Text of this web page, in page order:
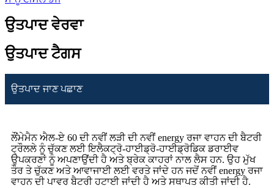
ਉਤਪਾਦ ਵੇਰਵਾ
ਉਤਪਾਦ ਟੈਗਸ
ਉਤਪਾਦ ਜਾਣ ਪਛਾਣ
ਲੌਂਮੇਮੈਨ ਐਲ-ਏ 60 ਦੀ ਨਵੀਂ ਲੜੀ ਦੀ ਨਵੀਂ energy ਰਜਾ ਵਾਹਨ ਦੀ ਬੈਟਰੀ
ਟ੍ਰੌਲਲੇ ਨੂੰ ਚੁੱਕਣ ਲਈ ਇਲੈਕਟ੍ਰੋ-ਹਾਈਡ੍ਰੋ-ਹਾਈਡ੍ਰੋਡਿਕ ਡਰਾਈਵ
ਉਪਕਰਣਾਂ ਨੂੰ ਅਪਣਾਉਂਦੀ ਹੈ ਅਤੇ ਬ੍ਰੇਕ ਕਾਹਰਾਂ ਨਾਲ ਲੈਸ ਹਨ. ਉਹ ਮੁੱਖ
ਤੌਰ ਤੇ ਚੁੱਕਣ ਅਤੇ ਆਵਾਜਾਈ ਲਈ ਵਰਤੇ ਜਾਂਦੇ ਹਨ ਜਦੋਂ ਨਵੀਂ energy ਰਜਾ
ਵਾਹਨ ਦੀ ਪਾਵਰ ਬੈਟਰੀ ਹਟਾਈ ਜਾਂਦੀ ਹੈ ਅਤੇ ਸਥਾਪਤ ਕੀਤੀ ਜਾਂਦੀ ਹੈ.